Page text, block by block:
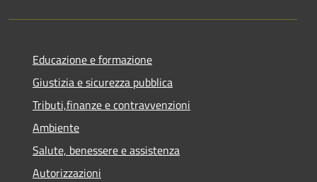
Educazione e formazione
Giustizia e sicurezza pubblica
Tributi,finanze e contravvenzioni
Ambiente
Salute, benessere e assistenza
Autorizzazioni